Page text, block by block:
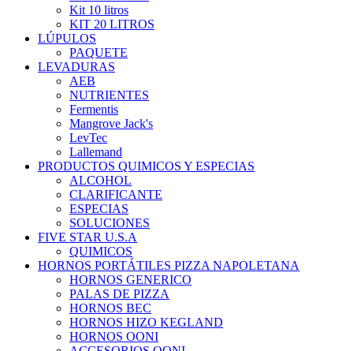
Kit 10 litros
KIT 20 LITROS
LÚPULOS
PAQUETE
LEVADURAS
AEB
NUTRIENTES
Fermentis
Mangrove Jack's
LevTec
Lallemand
PRODUCTOS QUIMICOS Y ESPECIAS
ALCOHOL
CLARIFICANTE
ESPECIAS
SOLUCIONES
FIVE STAR U.S.A
QUIMICOS
HORNOS PORTÁTILES PIZZA NAPOLETANA
HORNOS GENERICO
PALAS DE PIZZA
HORNOS BEC
HORNOS HIZO KEGLAND
HORNOS OONI